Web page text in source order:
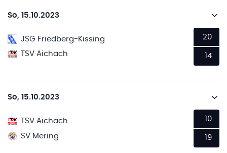
So, 15.10.2023
JSG Friedberg-Kissing
TSV Aichach
20
14
So, 15.10.2023
TSV Aichach
SV Mering
10
19